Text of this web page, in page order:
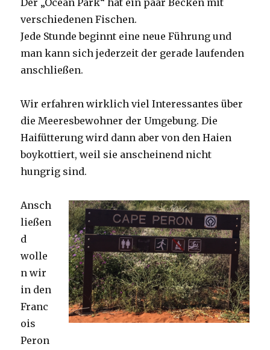
verschiedenen Fischen.
Jede Stunde beginnt eine neue Führung und
man kann sich jederzeit der gerade laufenden
anschließen.
Wir erfahren wirklich viel Interessantes über
die Meeresbewohner der Umgebung. Die
Haifütterung wird dann aber von den Haien
boykottiert, weil sie anscheinend nicht
hungrig sind.
Ansch
ließen
d
wolle
n wir
in den
Franc
ois
Peron